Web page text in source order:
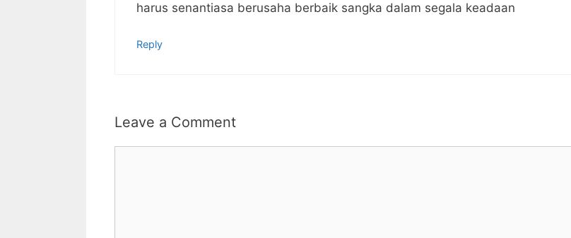
harus senantiasa berusaha berbaik sangka dalam segala keadaan
Reply
Leave a Comment